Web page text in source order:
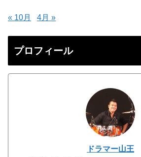
« 10月 4月 »
プロフィール
ドラマー山王